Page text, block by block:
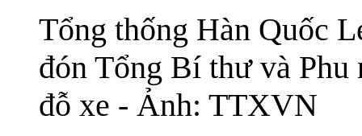
Tổng thống Hàn Quốc
đón Tổng Bí thư và
đỗ xe - Ảnh: TTXVN